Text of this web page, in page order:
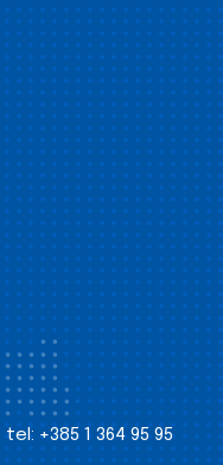
tel: +385 1 364 95 95